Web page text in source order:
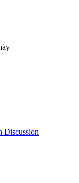
Discussion